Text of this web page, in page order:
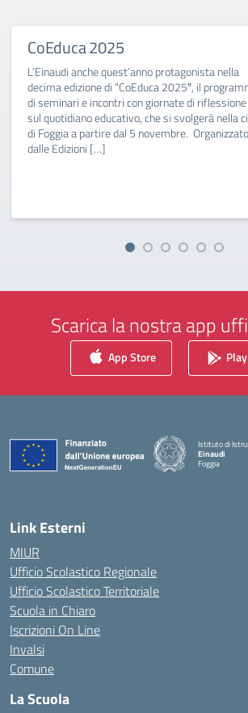
CoEduca 2025
L’Einaudi anche quest’anno protagonista nella
decima edizione di “CoEduca 2025″, il
di seminari e incontri con giornate di riflessione
sul quotidiano educativo, che si svolgerà nella
di Foggia a partire dal 5 novembre. Organizzato
dalle Edizioni […]
Scarica la nostra app
App Store
Istituto di
Einaudi
Foggia
— Visita la
Link Esterni
MIUR
Ufficio Scolastico Regionale
Ufficio Scolastico Territoriale
Scuola in Chiaro
Iscrizioni On Line
Invalsi
Comune
La Scuola